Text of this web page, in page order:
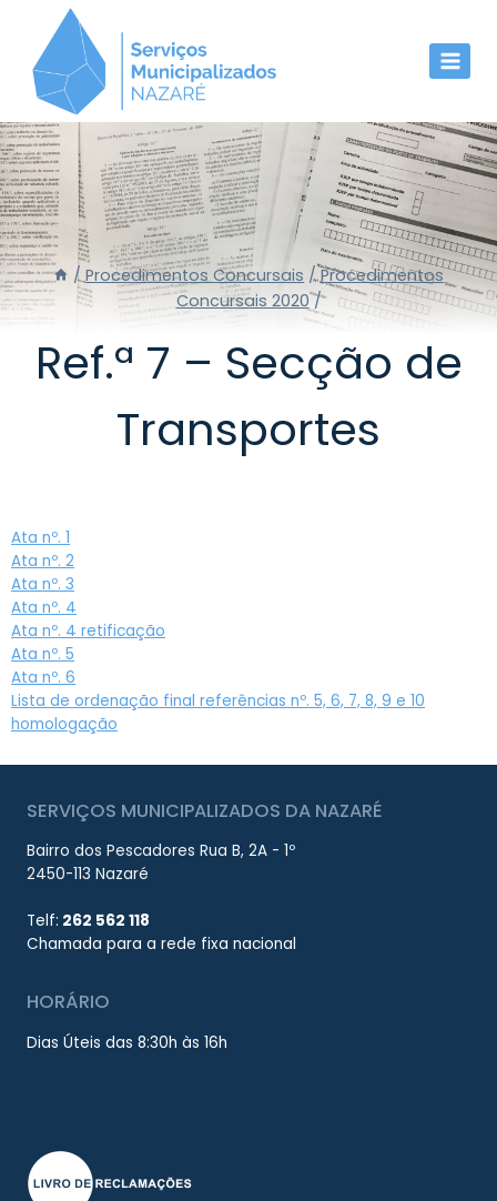
content
/ Procedimentos Concursais / Procedimentos
Concursais 2020 /
Ref.ª 7 – Secção de
Transportes
Ata nº. 1
Ata nº. 2
Ata nº. 3
Ata nº. 4
Ata nº. 4 retificação
Ata nº. 5
Ata nº. 6
Lista de ordenação final referências nº. 5, 6, 7, 8, 9 e 10
homologação
SERVIÇOS MUNICIPALIZADOS DA NAZARÉ
Bairro dos Pescadores Rua B, 2A - 1º
2450-113 Nazaré
Telf: 262 562 118
Chamada para a rede fixa nacional
HORÁRIO
Dias Úteis das 8:30h às 16h